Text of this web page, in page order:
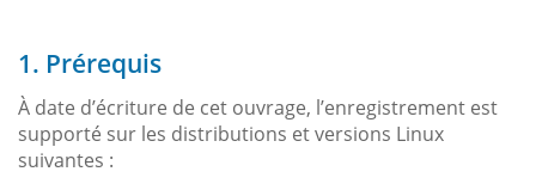
1. Prérequis
À date d’écriture de cet ouvrage, l’enregistrement est
supporté sur les distributions et versions Linux
suivantes :